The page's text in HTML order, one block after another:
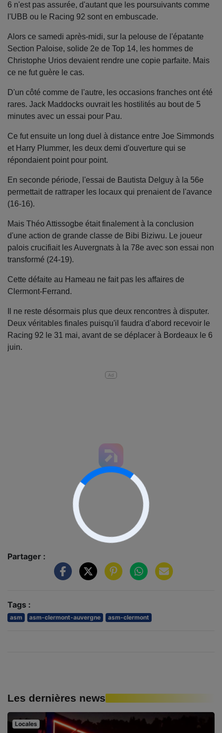
6 n'est pas assurée, d'autant que les poursuivants comme
l'UBB ou le Racing 92 sont en embuscade.
Alors ce samedi après-midi, sur la pelouse de l'épatante
Section Paloise, solide 2e de Top 14, les hommes de
Christophe Urios devaient rendre une copie parfaite. Mais
ce ne fut guère le cas.
D'un côté comme de l'autre, les occasions franches ont été
rares. Jack Maddocks ouvrait les hostilités au bout de 5
minutes avec un essai pour Pau.
Ce fut ensuite un long duel à distance entre Joe Simmonds
et Harry Plummer, les deux demi d'ouverture qui se
répondaient point pour point.
En seconde période, l'essai de Bautista Delguy à la 56e
permettait de rattraper les locaux qui prenaient de l'avance
(16-16).
Mais Théo Attissogbe était finalement à la conclusion
d'une action de grande classe de Bibi Biziwu. Le joueur
palois crucifiait les Auvergnats à la 78e avec son essai non
transformé (24-19).
Cette défaite au Hameau ne fait pas les affaires de
Clermont-Ferrand.
Il ne reste désormais plus que deux rencontres à disputer.
Deux véritables finales puisqu'il faudra d'abord recevoir le
Racing 92 le 31 mai, avant de se déplacer à Bordeaux le 6
juin.
Ad
Partager :
Tags :
asm asm-clermont-auvergne asm-clermont
Les dernières news
Locales